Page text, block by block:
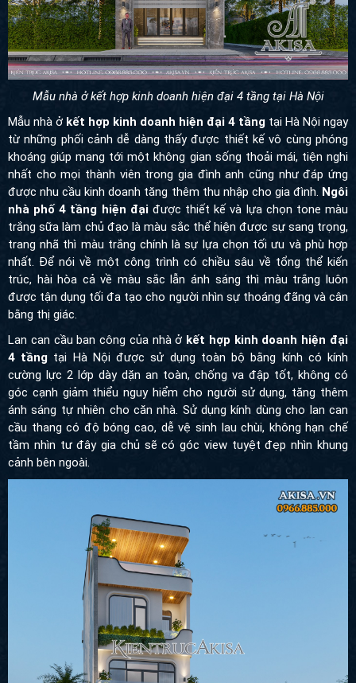
Mẫu nhà ở kết hợp kinh doanh hiện đại 4 tầng tại Hà Nội
Mẫu nhà ởkết hợp kinh doanh hiện đại 4 tầngtại Hà Nội ngay
từ những phối cảnh dễ dàng thấy được thiết kế vô cùng phóng
khoáng giúp mang tới một không gian sống thoải mái, tiện nghi
nhất cho mọi thành viên trong gia đình anh cũng như đáp ứng
được nhu cầu kinh doanh tăng thêm thu nhập cho gia đình.Ngôi
nhà phố 4 tầng hiện đạiđược thiết kế và lựa chọn tone màu
trắng sữa làm chủ đạo là màu sắc thể hiện được sự sang trọng,
trang nhã thì màu trắng chính là sự lựa chọn tối ưu và phù hợp
nhất. Để nói về một công trình có chiều sâu về tổng thể kiến trúc,
hài hòa cả về màu sắc lẫn ánh sáng thì màu trắng luôn được tận
dụng tối đa tạo cho người nhìn sự thoáng đãng và cân bằng thị
giác.
Lan can cầu ban công của nhà ở
tầngtại Hà Nội được sử dụng toàn bộ bằng kính có kính cường
lực 2 lớp dày dặn an toàn, chống va đập tốt, không có góc cạnh
giảm thiểu nguy hiểm cho người sử dụng, tăng thêm ánh sáng tự
nhiên cho căn nhà. Sử dụng kính dùng cho lan can cầu thang có
độ bóng cao, dễ vệ sinh lau chùi, không hạn chế tầm nhìn tư đây
gia chủ sẽ có góc view tuyệt đẹp nhìn khung cảnh bên ngoài.